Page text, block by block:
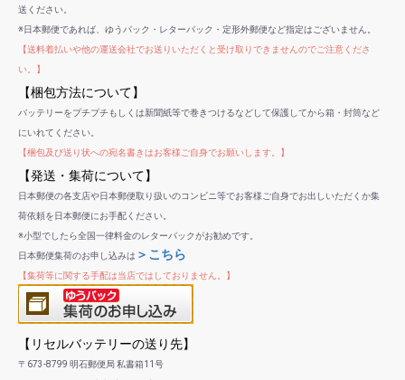
送ください。
※日本郵便であれば、ゆうパック・レターパック・定形外郵便など指定はございません。
【送料着払いや他の運送会社でお送りいただくと受け取りできませんのでご注意くださ
い。】
【梱包方法について】
バッテリーをプチプチもしくは新聞紙等で巻きつけるなどして保護してから箱・封筒など
にいれてください。
【梱包及び送り状への宛名書きはお客様ご自身でお願いします。】
【発送・集荷について】
日本郵便の各支店や日本郵便取り扱いのコンビニ等でお客様ご自身でお出しいただくか集
荷依頼を日本郵便にお手配ください。
※小型でしたら全国一律料金のレターパックがお勧めです。
日本郵便集荷のお申し込みは ＞こちら
【集荷等に関する手配は当店ではしておりません。】
【リセルバッテリーの送り先】
〒673-8799 明石郵便局 私書箱11号